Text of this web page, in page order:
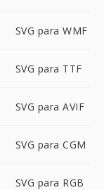
SVG para WMF
SVG para TTF
SVG para AVIF
SVG para CGM
SVG para RGB